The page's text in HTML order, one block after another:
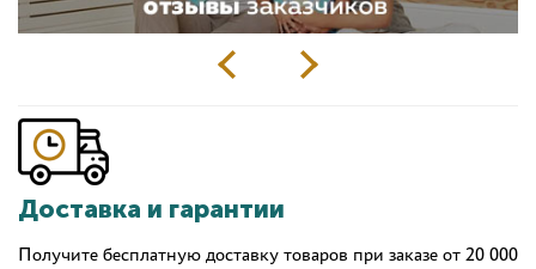
Доставка и гарантии
Получите бесплатную доставку товаров при заказе от 20 000